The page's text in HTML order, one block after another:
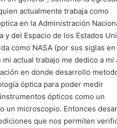
actualmente trabaja como
en la Administración
y del Espacio de los Estados
como NASA (por sus siglas en
mi actual trabajo me dedico a mi
en donde desarrollo
óptica para poder medir
ópticos como un
un microscopio. Entonces
que nos permiten